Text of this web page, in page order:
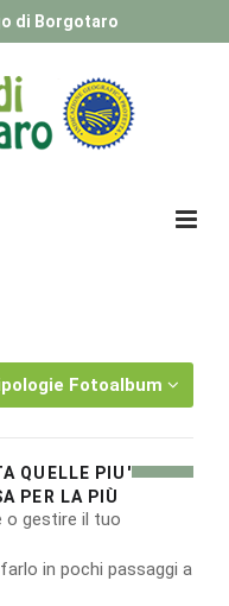
di Borgotaro
Fotoalbum
QUELLE PIU'
PER LA PIÙ
o gestire il tuo
in pochi passaggi a